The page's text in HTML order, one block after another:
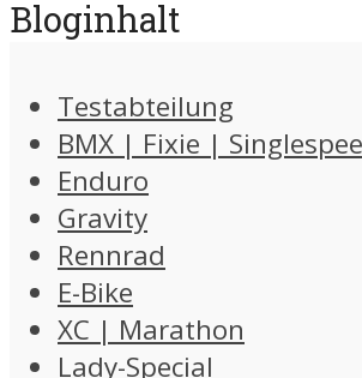
Bloginhalt
Testabteilung
BMX | Fixie |
Enduro
Gravity
Rennrad
E-Bike
XC | Marathon
Lady-Special